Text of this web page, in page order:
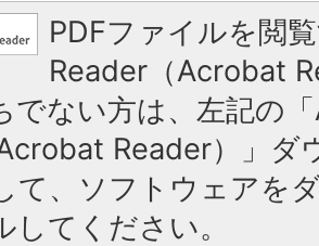
PDFファイルを閲
Reader（Acrobat
でない方は、左記の
Reader）」ダ
て、ソフトウェアを
してください。